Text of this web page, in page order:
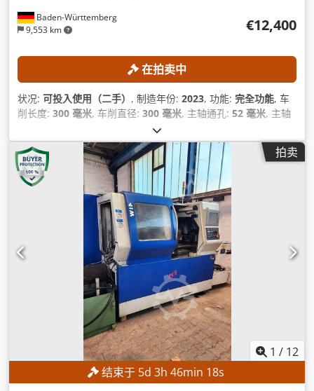
Baden-Württemberg
9,553 km
€12,400
在拍卖中
状况: 可投入使用（二手） , 制造年份: 2023, 功能: 完全功能, 车
削长度: 300 毫米, 车削直径: 300 毫米, 主轴通孔: 52 毫米, 主轴
, 控制器型号:
拍卖
1 / 12
结束于 5d 3h 46min 17s